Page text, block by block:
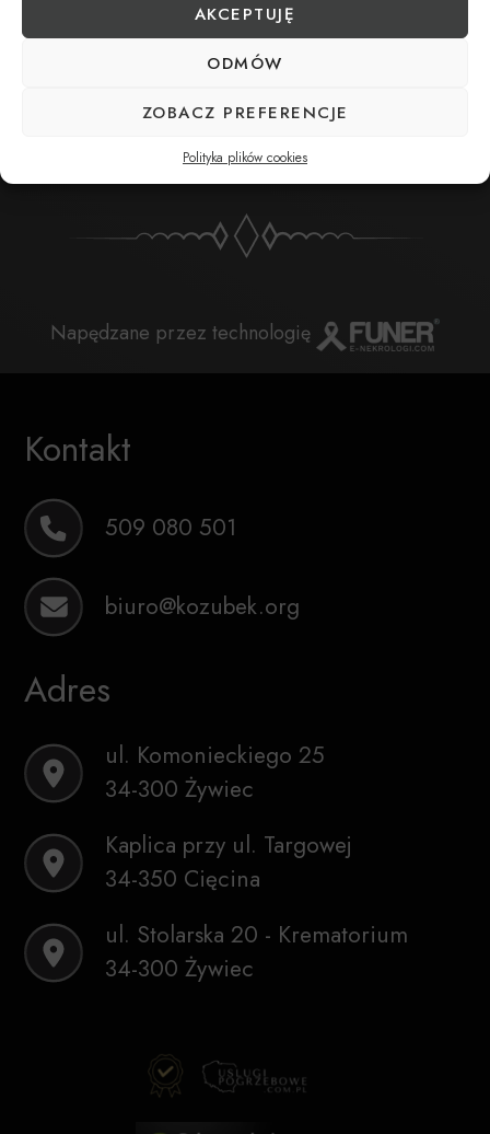
AKCEPTUJĘ
ODMÓW
ZOBACZ PREFERENCJE
Polityka plików cookies
UDOSTĘPNIJ NEKROLOG
POBIERZ POWIADOMIENIE SMS
Napędzane przez technologię
Kontakt
509 080 501
biuro@kozubek.org
Adres
ul. Komonieckiego 25
34-300 Żywiec
Kaplica przy ul. Targowej
34-350 Cięcina
ul. Stolarska 20 - Krematorium
34-300 Żywiec